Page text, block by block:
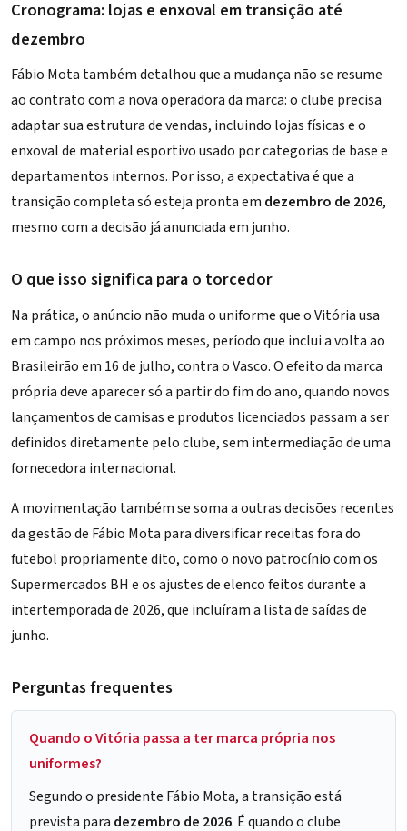
Cronograma: lojas e enxoval em transição até
dezembro
Fábio Mota também detalhou que a mudança não se resume
ao contrato com a nova operadora da marca: o clube precisa
adaptar sua estrutura de vendas, incluindo lojas físicas e o
enxoval de material esportivo usado por categorias de base e
departamentos internos. Por isso, a expectativa é que a
transição completa só esteja pronta em dezembro de 2026,
mesmo com a decisão já anunciada em junho.
O que isso significa para o torcedor
Na prática, o anúncio não muda o uniforme que o Vitória usa
em campo nos próximos meses, período que inclui avolta ao
Brasileirão em 16 de julho, contra o Vasco. O efeito da marca
própria deve aparecer só a partir do fim do ano, quando novos
lançamentos de camisas e produtos licenciados passam a ser
definidos diretamente pelo clube, sem intermediação de uma
fornecedora internacional.
A movimentação também se soma a outras decisões recentes
da gestão de Fábio Mota para diversificar receitas fora do
futebol propriamente dito, como o novo patrocínio com os
Supermercados BH e os ajustes de elenco feitos durante a
intertemporada de 2026, que incluíram a lista de saídas de
junho.
Perguntas frequentes
Quando o Vitória passa a ter marca própria nos
uniformes?
Segundo o presidente Fábio Mota, a transição está
prevista para dezembro de 2026. É quando o clube